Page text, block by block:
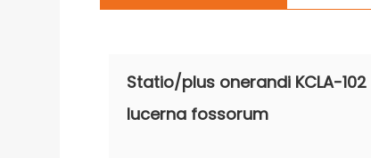
Statio/plus onerandi KCLA-
lucerna fossorum